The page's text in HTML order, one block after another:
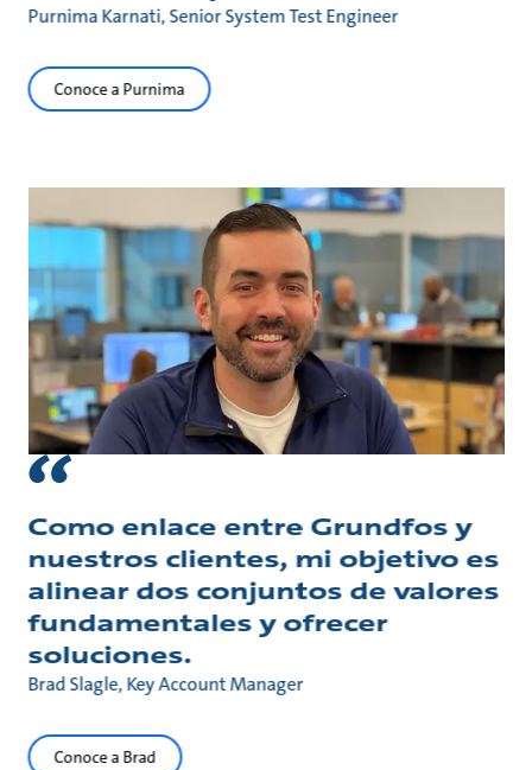
Purnima Karnati, Senior System Test Engineer
Conoce a Purnima
Como enlace entre Grundfos y
nuestros clientes, mi objetivo es
alinear dos conjuntos de valores
fundamentales y ofrecer
soluciones.
Brad Slagle, Key Account Manager
Conoce a Brad